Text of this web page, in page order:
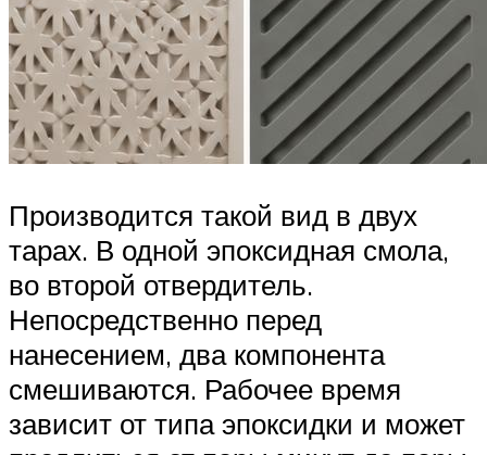
Производится такой вид в двух
тарах. В одной эпоксидная смола,
во второй отвердитель.
Непосредственно перед
нанесением, два компонента
смешиваются. Рабочее время
зависит от типа эпоксидки и может